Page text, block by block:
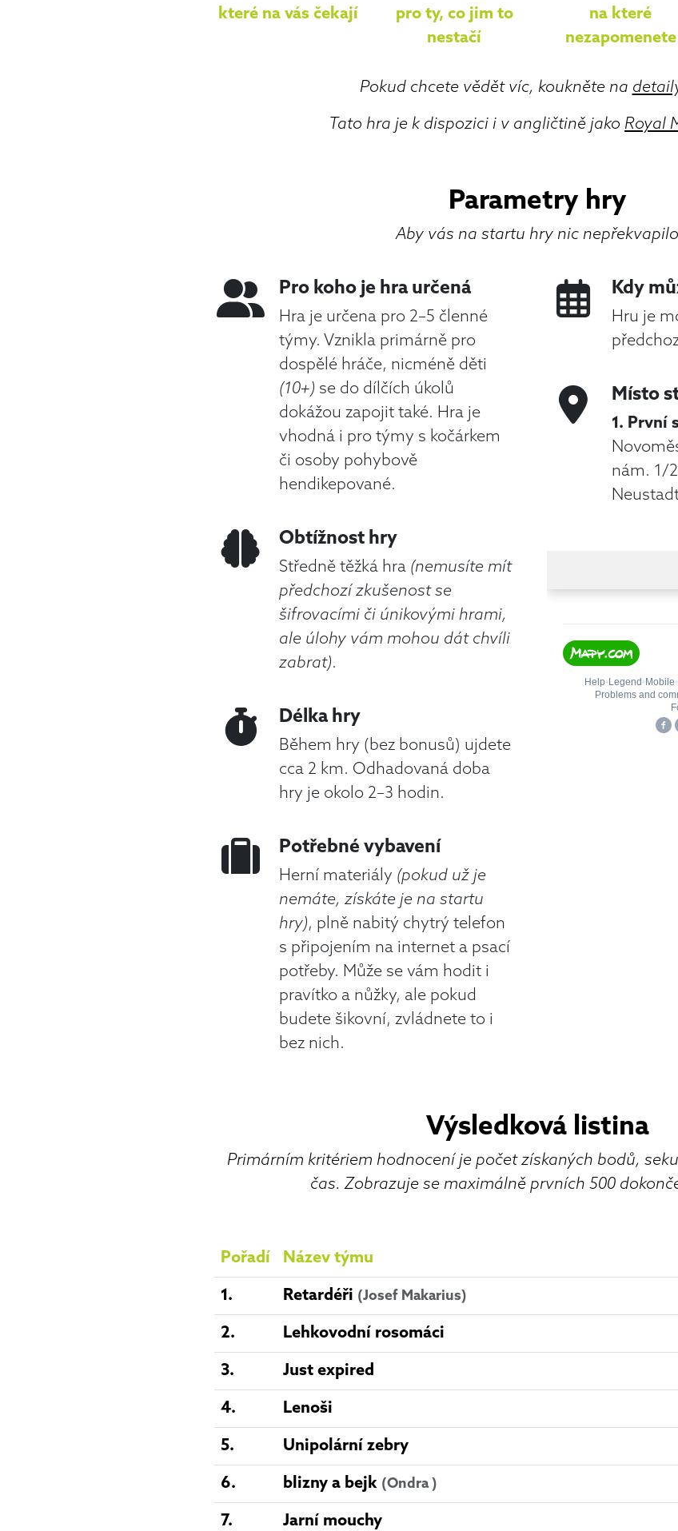
které na vás čekají
pro ty, co jim to
nestačí
na které
nezapomenete
Pokud chcete vědět víc, koukněte na
Tato hra je k dispozici i v angličtině jako Royal
Parametry hry
Aby vás na startu hry nic nepřekvapilo
Pro koho je hra určená
Hra je určena pro 2–5 členné
týmy. Vznikla primárně pro
dospělé hráče, nicméně děti
(10+) se do dílčích úkolů
dokážou zapojit také. Hra je
vhodná i pro týmy s kočárkem
či osoby pohybově
hendikepované.
Obtížnost hry
Středně těžká hra (nemusíte mít
předchozí zkušenost se
šifrovacími či únikovými hrami,
ale úlohy vám mohou dát chvíli
zabrat).
Délka hry
Během hry (bez bonusů) ujdete
cca 2 km. Odhadovaná doba
hry je okolo 2–3 hodin.
Potřebné vybavení
Herní materiály (pokud už je
nemáte, získáte je na startu
hry), plně nabitý chytrý telefon
s připojením na internet a psací
potřeby. Může se vám hodit i
pravítko a nůžky, ale pokud
budete šikovní, zvládnete to i
bez nich.
Kdy
Hru je
Místo
1. První
nám. 1/
Výsledková listina
Primárním kritériem hodnocení je počet získaných bodů,
čas. Zobrazuje se maximálně prvních 500
Pořadí Název týmu
1. Retardéři (Josef Makarius)
2. Lehkovodní rosomáci
3. Just expired
4. Lenoši
5. Unipolární zebry
6. blizny a bejk (Ondra )
7. Jarní mouchy